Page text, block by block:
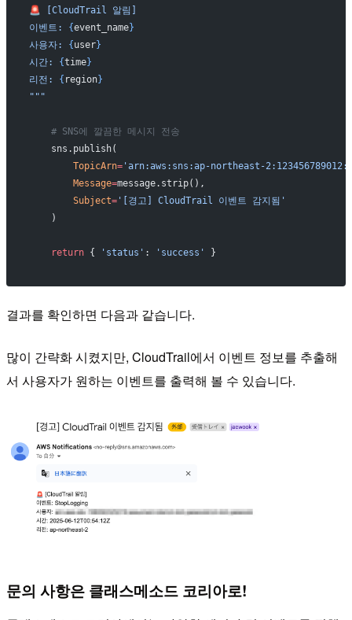
🚨 [CloudTrail 알림]
이벤트: {event_name}
사용자: { user}
시간: {time}
리전: { region}
"""
    # SNS에 깔끔한 메시지 전송
    sns.publish(
        TopicArn
='arn:aws:sns:ap-northeast-
        Message
=message.strip(),
        Subject
='[경고] CloudTrail 이벤트 감지됨'
    )
    return
{ 'status' : 'success' }
결과를 확인하면 다음과 같습니다.
많이 간략화 시켰지만, CloudTrail에서 이벤트 정보를 추출해
서 사용자가 원하는 이벤트를 출력해 볼 수 있습니다.
문의 사항은 클래스메소드 코리아로!